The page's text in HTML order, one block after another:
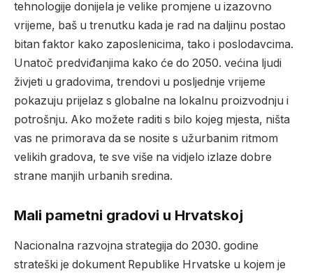
tehnologije donijela je velike promjene u izazovno
vrijeme, baš u trenutku kada je rad na daljinu postao
bitan faktor kako zaposlenicima, tako i poslodavcima.
Unatoč predviđanjima kako će do 2050. većina ljudi
živjeti u gradovima, trendovi u posljednje vrijeme
pokazuju prijelaz s globalne na lokalnu proizvodnju i
potrošnju. Ako možete raditi s bilo kojeg mjesta, ništa
vas ne primorava da se nosite s užurbanim ritmom
velikih gradova, te sve više na vidjelo izlaze dobre
strane manjih urbanih sredina.
Mali pametni gradovi u Hrvatskoj
Nacionalna razvojna strategija do 2030. godine
strateški je dokument Republike Hrvatske u kojem je